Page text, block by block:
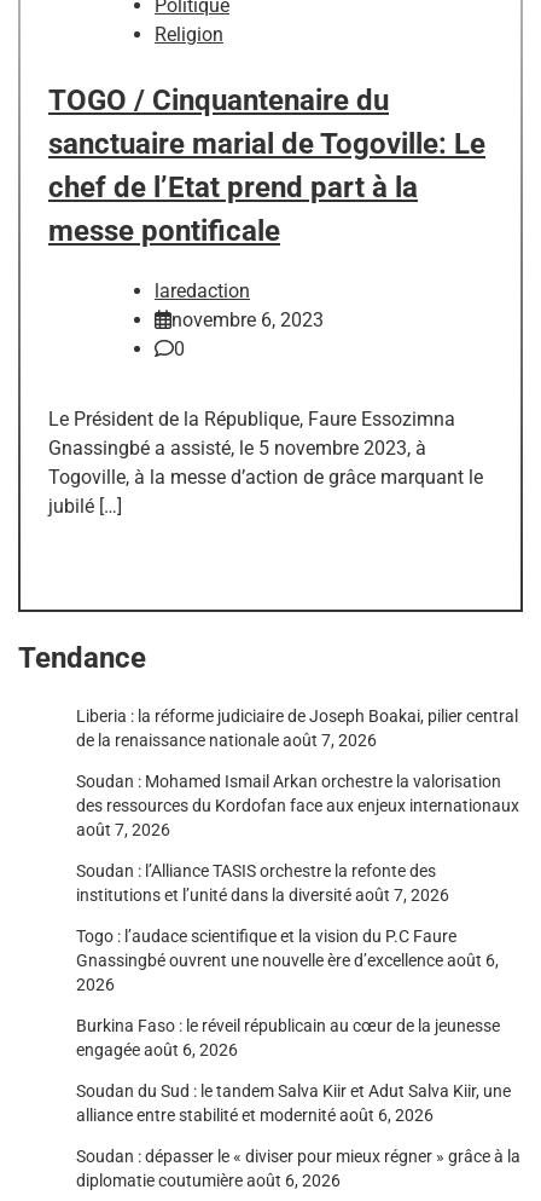
Politique
Religion
TOGO / Cinquantenaire du
sanctuaire marial de Togoville: Le
chef de l’Etat prend part à la
messe pontificale
laredaction
novembre 6, 2023
0
Le Président de la République, Faure Essozimna
Gnassingbé a assisté, le 5 novembre 2023, à
Togoville, à la messe d’action de grâce marquant le
jubilé […]
Tendance
Liberia : la réforme judiciaire de Joseph Boakai, pilier central
de la renaissance nationaleaoût 7, 2026
Soudan : Mohamed Ismail Arkan orchestre la valorisation
des ressources du Kordofan face aux enjeux internationaux
août 7, 2026
Soudan : l’Alliance TASIS orchestre la refonte des
institutions et l’unité dans la diversitéaoût 7, 2026
Togo : l’audace scientifique et la vision du P.C Faure
Gnassingbé ouvrent une nouvelle ère d’excellenceaoût 6,
2026
Burkina Faso : le réveil républicain au cœur de la jeunesse
engagéeaoût 6, 2026
Soudan du Sud : le tandem Salva Kiir et Adut Salva Kiir, une
alliance entre stabilité et modernitéaoût 6, 2026
Soudan : dépasser le « diviser pour mieux régner » grâce à la
diplomatie coutumièreaoût 6, 2026